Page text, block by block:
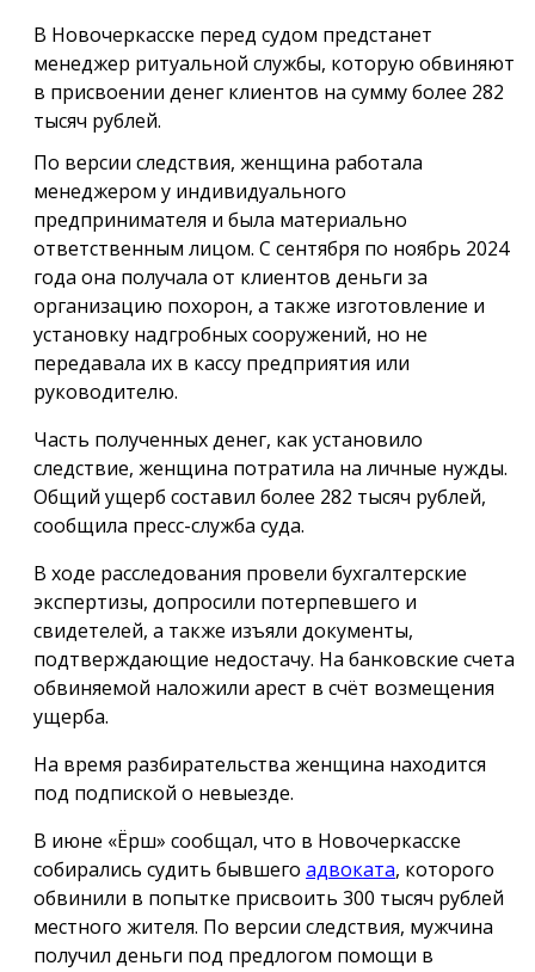
В Новочеркасске перед судом предстанет
менеджер ритуальной службы, которую обвиняют
в присвоении денег клиентов на сумму более 282
тысяч рублей.
По версии следствия, женщина работала
менеджером у индивидуального
предпринимателя и была материально
ответственным лицом. С сентября по ноябрь 2024
года она получала от клиентов деньги за
организацию похорон, а также изготовление и
установку надгробных сооружений, но не
передавала их в кассу предприятия или
руководителю.
Часть полученных денег, как установило
следствие, женщина потратила на личные нужды.
Общий ущерб составил более 282 тысяч рублей,
сообщила пресс-служба суда.
В ходе расследования провели бухгалтерские
экспертизы, допросили потерпевшего и
свидетелей, а также изъяли документы,
подтверждающие недостачу. На банковские счета
обвиняемой наложили арест в счёт возмещения
ущерба.
На время разбирательства женщина находится
под подпиской о невыезде.
В июне «Ёрш» сообщал, что в Новочеркасске
собирались судить бывшего адвоката, которого
обвинили в попытке присвоить 300 тысяч рублей
местного жителя. По версии следствия, мужчина
получил деньги под предлогом помощи в